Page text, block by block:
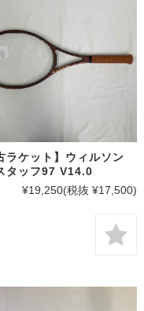
ラケット】ウィルソン
タッフ97 V14.0
¥19,250(税抜 ¥17,500)